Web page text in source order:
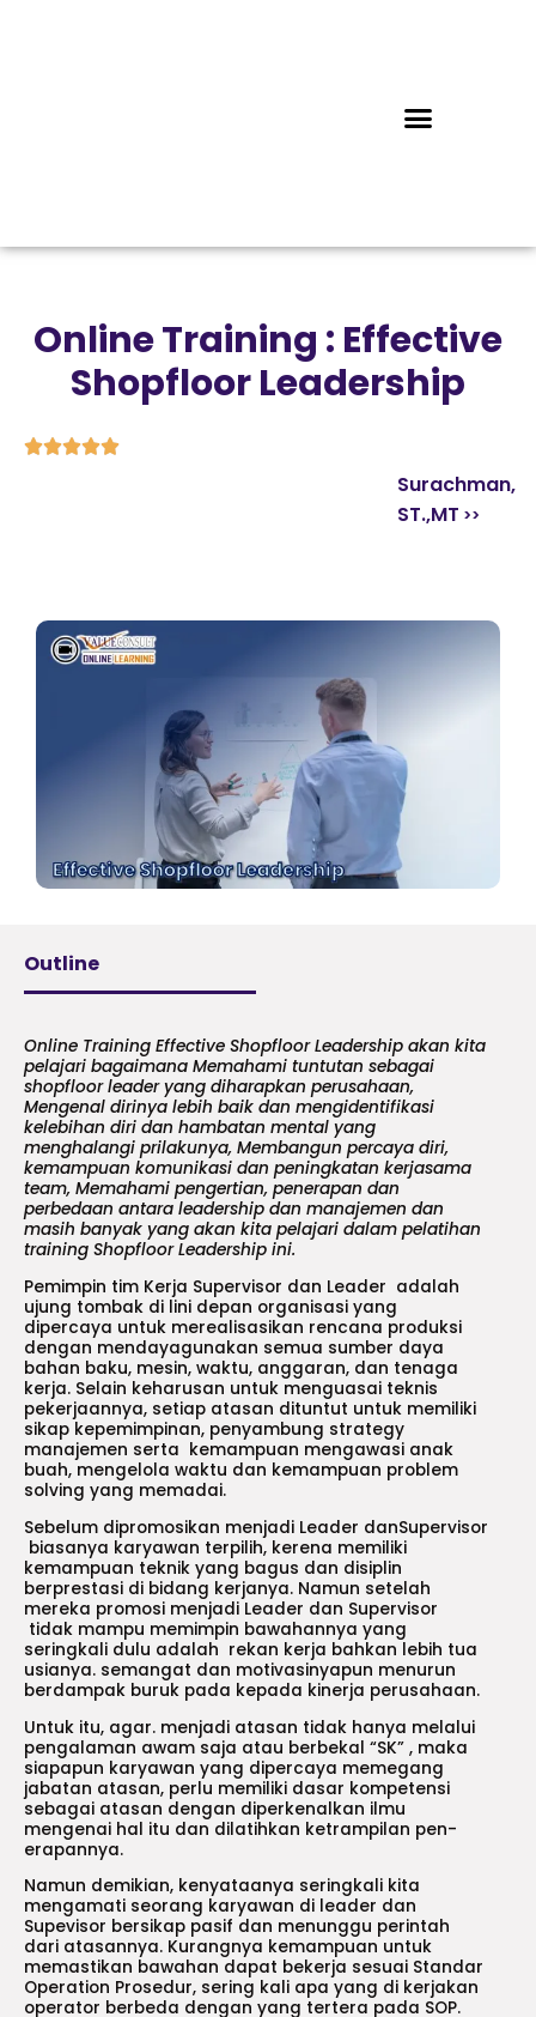
Online Training : Effective
Shopfloor Leadership

Surachman,
ST.,MT
Outline
Online Training Effective Shopfloor Leadership akan kita
pelajari bagaimana Memahami tuntutan sebagai
shopfloor leader yang diharapkan perusahaan,
Mengenal dirinya lebih baik dan mengidentifikasi
kelebihan diri dan hambatan mental yang
menghalangi prilakunya, Membangun percaya diri,
kemampuan komunikasi dan peningkatan kerjasama
team, Memahami pengertian, penerapan dan
perbedaan antara leadership dan manajemen dan
masih banyak yang akan kita pelajari dalam pelatihan
training Shopfloor Leadership ini.
Pemimpin tim Kerja Supervisor dan Leader adalah
ujung tombak di lini depan organisasi yang
dipercaya untuk merealisasikan rencana produksi
dengan mendayagunakan semua sumber daya
bahan baku, mesin, waktu, anggaran, dan tenaga
kerja. Selain keharusan untuk menguasai teknis
pekerjaannya, setiap atasan dituntut untuk memiliki
sikap kepemimpinan, penyambung strategy
manajemen serta kemampuan mengawasi anak
buah, mengelola waktu dan kemampuan problem
solving yang memadai.
Sebelum dipromosikan menjadi Leader danSupervisor
biasanya karyawan terpilih, kerena memiliki
kemampuan teknik yang bagus dan disiplin
berprestasi di bidang kerjanya. Namun setelah
mereka promosi menjadi Leader dan Supervisor
tidak mampu memimpin bawahannya yang
seringkali dulu adalah rekan kerja bahkan lebih tua
usianya. semangat dan motivasinyapun menurun
berdampak buruk pada kepada kinerja perusahaan.
Untuk itu, agar. menjadi atasan tidak hanya melalui
pengalaman awam saja atau berbekal “SK” , maka
siapapun karyawan yang dipercaya memegang
jabatan atasan, perlu memiliki dasar kompetensi
sebagai atasan den­gan diperkenalkan ilmu
mengenai hal itu dan dilatihkan ketrampilan pen­
erapannya.
Namun demikian, kenyataanya seringkali kita
mengamati seorang karyawan di leader dan
Supevisor bersikap pasif dan menunggu perintah
dari atasannya. Kurangnya kemampuan untuk
memastikan bawahan dapat bekerja sesuai Standar
Operation Prosedur, sering kali apa yang di kerjakan
operator berbeda dengan yang tertera pada SOP.